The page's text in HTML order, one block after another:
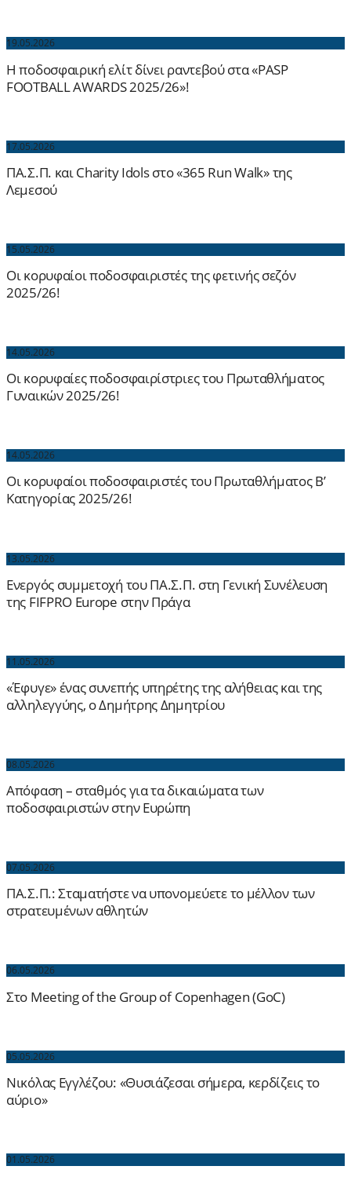
19.05.2026
Η ποδοσφαιρική ελίτ δίνει ραντεβού στα «PASP
FOOTBALL AWARDS 2025/26»!
17.05.2026
ΠΑ.Σ.Π. και Charity Idols στο «365 Run Walk» της
Λεμεσού
15.05.2026
Οι κορυφαίοι ποδοσφαιριστές της φετινής σεζόν
2025/26!
14.05.2026
Οι κορυφαίες ποδοσφαιρίστριες του Πρωταθλήματος
Γυναικών 2025/26!
14.05.2026
Οι κορυφαίοι ποδοσφαιριστές του Πρωταθλήματος Β’
Κατηγορίας 2025/26!
13.05.2026
Ενεργός συμμετοχή του ΠΑ.Σ.Π. στη Γενική Συνέλευση
της FIFPRO Europe στην Πράγα
11.05.2026
«Έφυγε» ένας συνεπής υπηρέτης της αλήθειας και της
αλληλεγγύης, ο Δημήτρης Δημητρίου
08.05.2026
Απόφαση – σταθμός για τα δικαιώματα των
ποδοσφαιριστών στην Ευρώπη
07.05.2026
ΠΑ.Σ.Π.: Σταματήστε να υπονομεύετε το μέλλον των
στρατευμένων αθλητών
06.05.2026
Στο Meeting of the Group of Copenhagen (GoC)
05.05.2026
Νικόλας Εγγλέζου: «Θυσιάζεσαι σήμερα, κερδίζεις το
αύριο»
01.05.2026